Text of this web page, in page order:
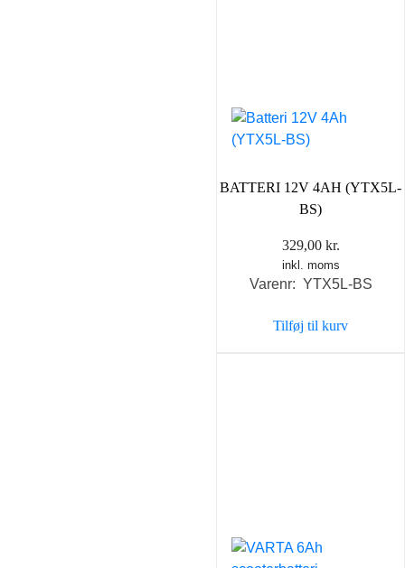
BATTERI 12V 4AH (YTX5L-
BS)
329,00 kr.
inkl. moms
Varenr: YTX5L-BS
Tilføj til kurv